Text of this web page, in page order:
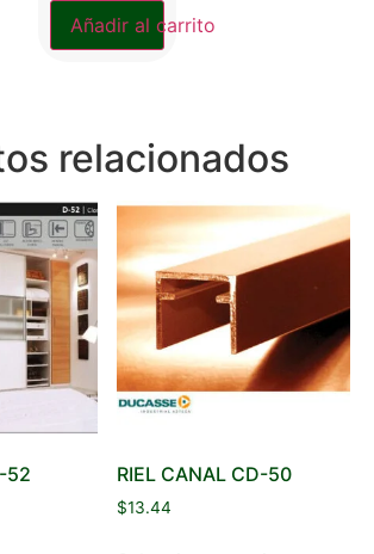
Añadir al carrito
relacionados
52 RIEL CANAL CD-50
$13.44